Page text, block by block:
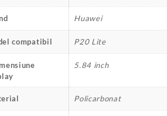
Huawei
compatibil P20 Lite
5.84 inch
Policarbonat